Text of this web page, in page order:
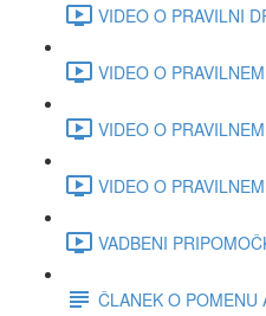
VIDEO O PRAVILNI
VIDEO O
VIDEO O
VIDEO O
VADBENI
ČLANEK O